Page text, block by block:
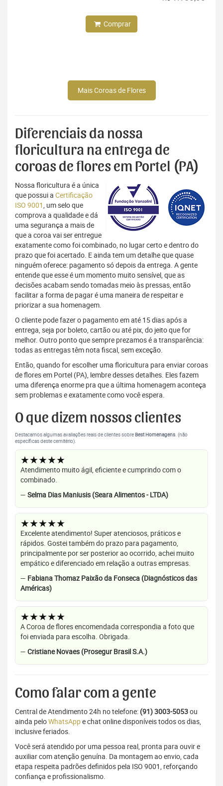
Comprar
Mais Coroas de Flores
Diferenciais da nossa
floricultura na entrega de
coroas de flores em Portel (PA)
Nossa floricultura é a única
que possui a Certificação
ISO 9001, um selo que
comprova a qualidade e dá
uma segurança a mais de
que a coroa vai ser entregue
exatamente como foi combinado, no lugar certo e dentro do
prazo que foi acertado. E ainda tem um detalhe que quase
ninguém oferece: pagamento só depois da entrega. A gente
entende que esse é um momento muito sensível, que as
decisões acabam sendo tomadas meio às pressas, então
facilitar a forma de pagar é uma maneira de respeitar e
priorizar a sua homenagem.
O cliente pode fazer o pagamento em até 15 dias após a
entrega, seja por boleto, cartão ou até pix, do jeito que for
melhor. Outro ponto que sempre prezamos é a transparência:
todas as entregas têm nota fiscal, sem exceção.
Então, quando for escolher uma floricultura para enviar coroas
de flores em Portel (PA), lembre desses detalhes. Eles fazem
uma diferença enorme pra que a última homenagem aconteça
sem problemas e exatamente como você espera.
O que dizem nossos clientes
Destacamos algumas avaliações reais de clientes sobre Best Homenagens. (não
específicas deste cemitério).
★★★★★
Atendimento muito ágil, eficiente e cumprindo com o
combinado.
— Selma Dias Maniusis (Seara Alimentos - LTDA)
★★★★★
Excelente atendimento! Super atenciosos, práticos e
rápidos. Gostei também do prazo para pagamento,
principalmente por ser posterior ao ocorrido, achei muito
empático e diferenciado em relação a outras empresas.
— Fabiana Thomaz Paixão da Fonseca (Diagnósticos das
Américas)
★★★★★
A Coroa de flores encomendada correspondia a foto que
foi enviada para escolha. Obrigada.
— Cristiane Novaes (Prosegur Brasil S.A.)
Como falar com a gente
Central de Atendimento 24h no telefone: (91) 3003-5053ou
ainda peloWhatsAppe chat online disponíveis todos os dias,
inclusive feriados.
Você será atendido por uma pessoa real, pronta para ouvir e
auxiliar com atenção genuína. Da montagem ao envio, cada
etapa respeita padrões definidos pela ISO 9001, reforçando
confiança e profissionalismo.